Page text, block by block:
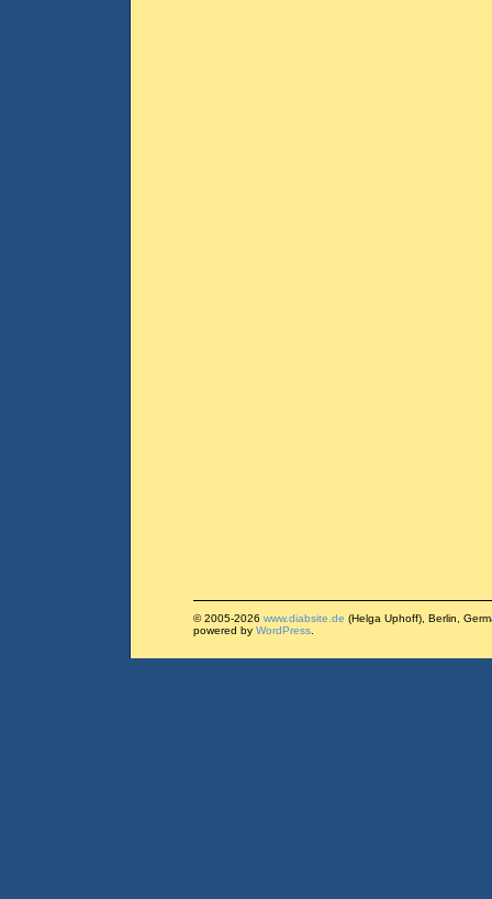
© 2005-2026 www.diabsite.de (Helga Uphoff), Berlin,
powered by WordPress.